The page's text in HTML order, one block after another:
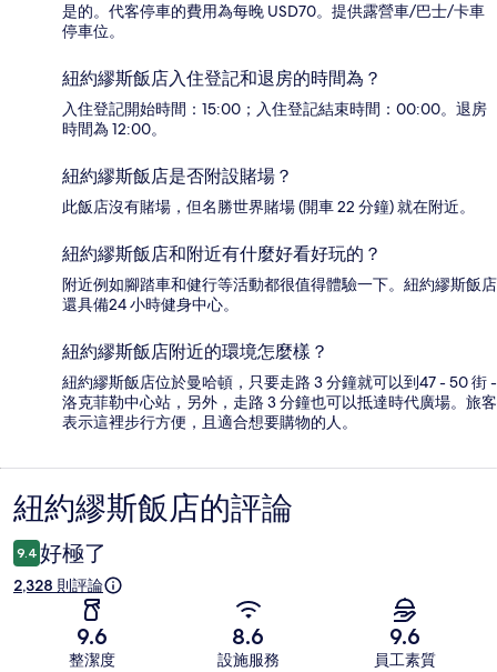
是的。代客停車的費用為每晚 USD70。提供露營車/巴士/卡車
停車位。
紐約繆斯飯店入住登記和退房的時間為？
入住登記開始時間：15:00；入住登記結束時間：00:00。退房
時間為 12:00。
紐約繆斯飯店是否附設賭場？
此飯店沒有賭場，但名勝世界賭場 (開車 22 分鐘) 就在附近。
紐約繆斯飯店和附近有什麼好看好玩的？
附近例如腳踏車和健行等活動都很值得體驗一下。紐約繆斯飯店
還具備24 小時健身中心。
紐約繆斯飯店附近的環境怎麼樣？
紐約繆斯飯店位於曼哈頓，只要走路 3 分鐘就可以到47 - 50 街 -
洛克菲勒中心站，另外，走路 3 分鐘也可以抵達時代廣場。旅客
表示這裡步行方便，且適合想要購物的人。
評
論
紐約繆斯飯店的評論
9.4 好極了
2,328 則評論
9.6
整潔度
8.6
設施服務
9.6
員工素質